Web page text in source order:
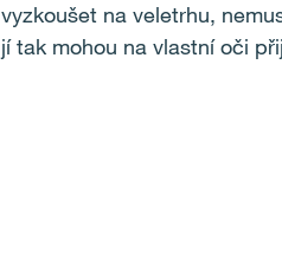
vyzkoušet na veletrhu,
jí tak mohou na vlastní oči